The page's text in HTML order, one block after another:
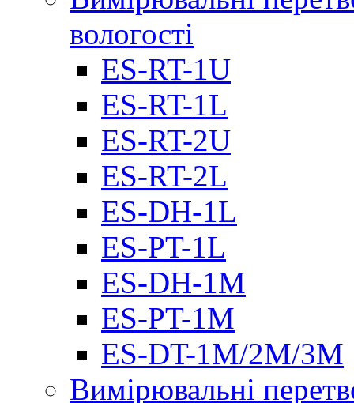
вологості
ES-RT-1U
ES-RT-1L
ES-RT-2U
ES-RT-2L
ES-DH-1L
ES-PT-1L
ES-DH-1M
ES-PT-1M
ES-DT-1M/2M/3M
Вимірювальні